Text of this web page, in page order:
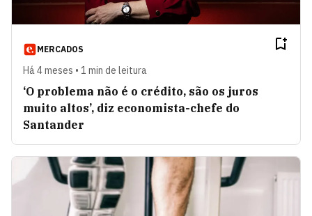
MERCADOS
Há 4 meses • 1 min de leitura
‘O problema não é o crédito, são os juros
muito altos’, diz economista-chefe do
Santander